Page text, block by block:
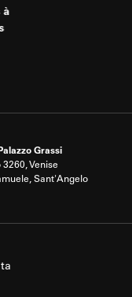
à
Grassi
Venise
Sant'Angelo